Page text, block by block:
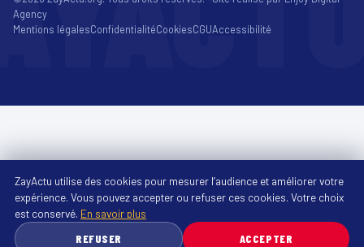
Agency
Mentions légalesConfidentialitéCookiesCGUAccessibilité
ZayActu utilise des cookies pour mesurer l’audience et améliorer votre
expérience. Vous pouvez accepter ou refuser ces cookies. Votre choix
est conservé. En savoir plus
REFUSER
ACCEPTER